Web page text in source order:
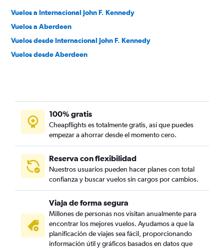
Vuelos a Internacional John F. Kennedy
Vuelos a Aberdeen
Vuelos desde Internacional John F. Kennedy
Vuelos desde Aberdeen
100% gratis
Cheapflights es totalmente gratis, así que puedes
empezar a ahorrar desde el momento cero.
Reserva con flexibilidad
Nuestros usuarios pueden hacer planes con total
confianza y buscar vuelos sin cargos por cambios.
Viaja de forma segura
Millones de personas nos visitan anualmente para
encontrar los mejores vuelos. Ayudamos a que la
planificación de viajes sea fácil, proporcionando
información útil y gráficos basados en datos que